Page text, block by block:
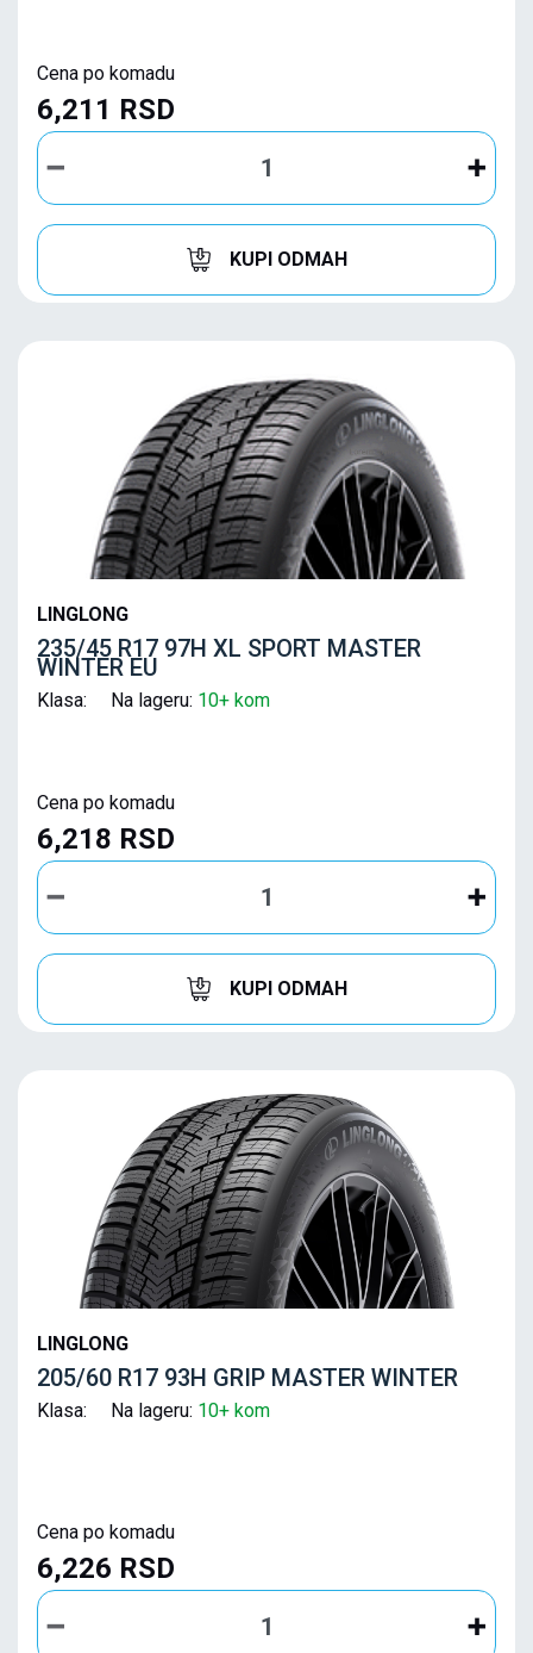
Cena po komadu
6,211 RSD
KUPI ODMAH
LINGLONG
235/45 R17 97H XL SPORT MASTER
WINTER EU
Klasa: Na lageru: 10+ kom
Cena po komadu
6,218 RSD
KUPI ODMAH
LINGLONG
205/60 R17 93H GRIP MASTER WINTER
Klasa: Na lageru: 10+ kom
Cena po komadu
6,226 RSD